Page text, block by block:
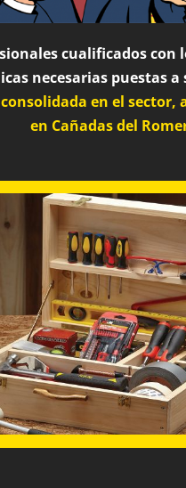
cualificados con
necesarias puestas a
en el sector,
en Cañadas del